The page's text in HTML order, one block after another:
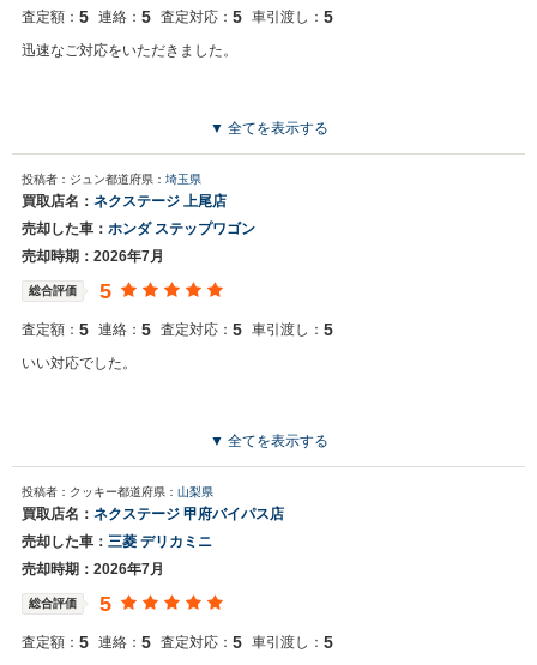
査定額： 5 連絡： 5 査定対応： 5 車引渡し： 5
迅速なご対応をいただきました。
▼ 全てを表示する
投稿者：ジュン都道府県： 埼玉県
買取店名： ネクステージ 上尾店
売却した車： ホンダ ステップワゴン
売却時期：2026年7月
総合評価 5
査定額： 5 連絡： 5 査定対応： 5 車引渡し： 5
いい対応でした。
▼ 全てを表示する
投稿者：クッキー都道府県： 山梨県
買取店名： ネクステージ 甲府バイパス店
売却した車： 三菱 デリカミニ
売却時期：2026年7月
総合評価 5
査定額： 5 連絡： 5 査定対応： 5 車引渡し： 5